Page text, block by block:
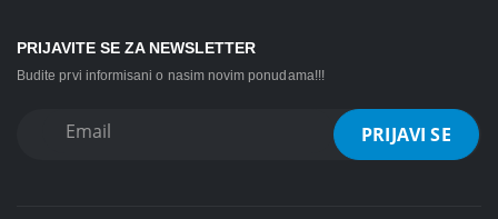
PRIJAVITE SE ZA NEWSLETTER
Budite prvi informisani o nasim novim ponudama!!!